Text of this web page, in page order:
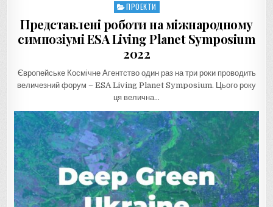
ПРОЕКТИ
Представлені роботи на міжнародному
симпозіумі ESA Living Planet Symposium
2022
Європейське Космічне Агентство один раз на три роки проводить
величезний форум – ESA Living Planet Symposium. Цього року
ця велична…